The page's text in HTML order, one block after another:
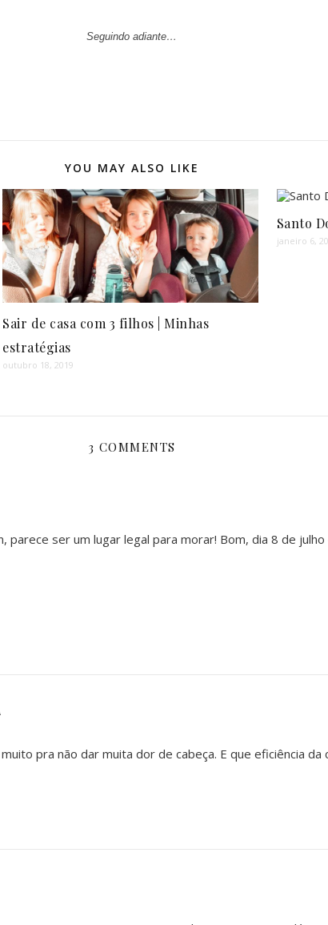
Seguindo adiante…
YOU MAY ALSO LIKE
Sair de casa com 3 filhos | Minhas
estratégias
outubro 18, 2019
Santo
janeiro 6,
3 COMMENTS
parece ser um lugar legal para morar! Bom, dia 8 de
pra não dar muita dor de cabeça. E que eficiência da